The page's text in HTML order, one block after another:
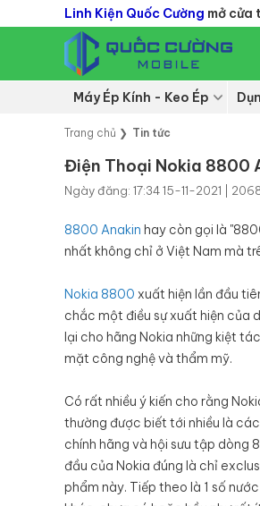
Linh Kiện Quốc Cường mở cửa
Máy Ép Kính - Keo Ép
Trang chủ ❯ Tin tức
Điện Thoại Nokia 8800
Ngày đăng: 17:34 15-11-2021 |
8800 Anakin hay còn gọi là
nhất không chỉ ở Việt Nam mà
Nokia 8800 xuất hiện lần đầu
chắc một điều sự xuất hiện của
lại cho hãng Nokia những kiệt
mặt công nghệ và thẩm mỹ.
Có rất nhiều ý kiến cho rằng
thường được biết tới nhiều là
chính hãng và hội sưu tập dòng
đầu của Nokia đúng là chỉ
phẩm này. Tiếp theo là 1 số